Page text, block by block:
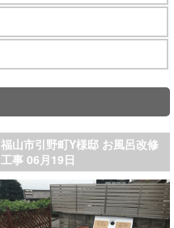
福山市引野町Y様邸 お風呂改修
工事 06月19日